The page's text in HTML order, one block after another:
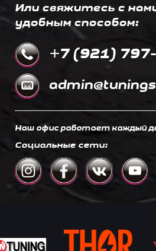
Или свяжитесь с
удобным способом:
+7 (921)
Наш офис работает каждый
Социальные сети: